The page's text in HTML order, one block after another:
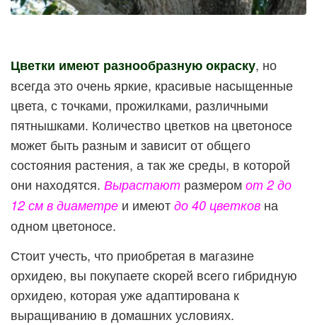
Цветки имеют разнообразную окраску, но
всегда это очень яркие, красивые насыщенные
цвета, с точками, прожилками, различными
пятнышками. Количество цветков на цветоносе
может быть разным и зависит от общего
состояния растения, а так же среды, в которой
они находятся. Вырастают размером от 2 до
12 см в диаметре и имеют до 40 цветков на
одном цветоносе.
Стоит учесть, что приобретая в магазине
орхидею, вы покупаете скорей всего гибридную
орхидею, которая уже адаптирована к
выращиванию в домашних условиях.